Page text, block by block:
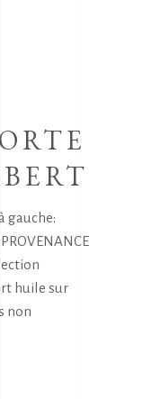
gauche:
huile sur
non